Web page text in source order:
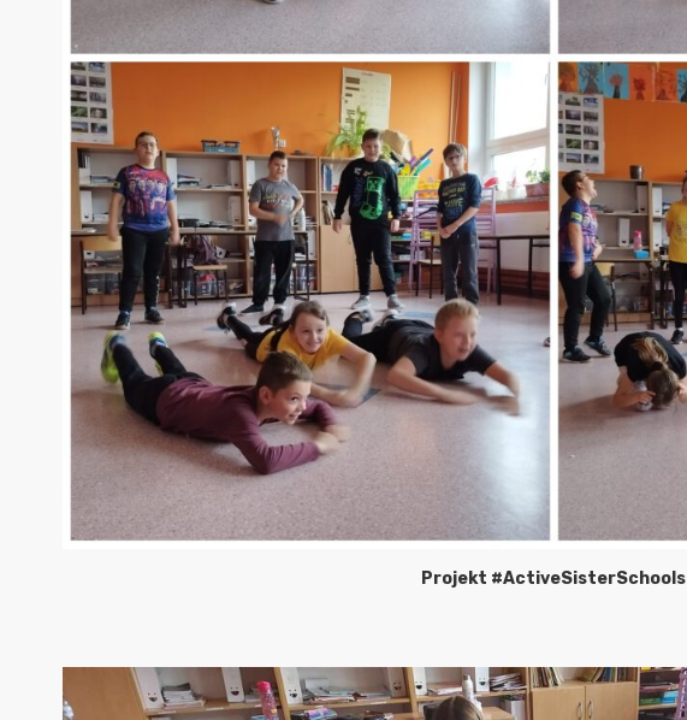
Projekt #ActiveSisterSchools